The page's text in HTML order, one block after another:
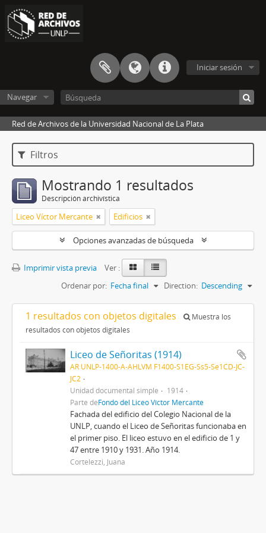
Iniciar sesión
Navegar
Red de Archivos de la Universidad Nacional de La Plata
Filtros
Mostrando 1 resultados
Descripción archivística
Liceo Víctor Mercante Edificios
Opciones avanzadas de búsqueda
Imprimir vista previa
Ver :
Ordenar por: Fecha final Direction: Descending
1 resultados con objetos digitales
Muestra los
resultados con objetos digitales
Liceo de Señoritas (1914)
AR UNLP-1400-A-AHLVM F1400-S1EG-Ss5-Se1CD-JC-
JC2
Unidad documental simple
1914
Parte deFondo del Liceo Víctor Mercante
Fachada del edificio del Colegio Nacional de la
UNLP, cuando el Liceo de Señoritas funcionaba en
el primer piso. El liceo estuvo en el edificio de 1 y
47 entre 1910 y 1931. Año 1914.
Cortelezzi, Juana